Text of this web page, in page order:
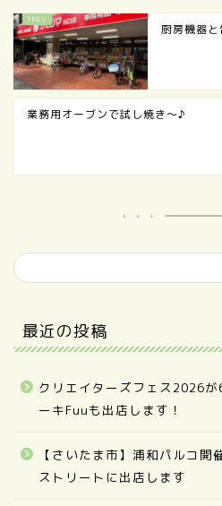
厨房機器
業務用オーブンで試し焼き〜♪
最近の投稿
クリエイターズフェス2026
ーキFuuも出店します！
【さいたま市】浦和パルコ開
ストリートに出店します